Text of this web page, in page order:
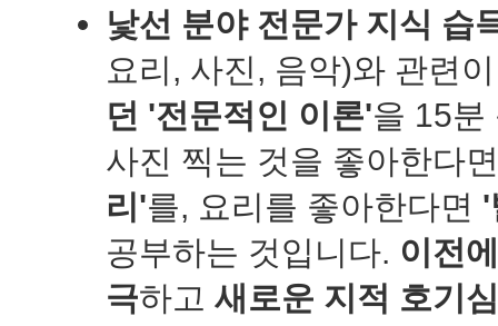
낯선 분야 전문가 지식 습
요리, 사진, 음악)와 관련
던 '전문적인 이론'을 15분
사진 찍는 것을 좋아한다
리'를, 요리를 좋아한다면 '
공부하는 것입니다. 이전
극하고 새로운 지적 호기심